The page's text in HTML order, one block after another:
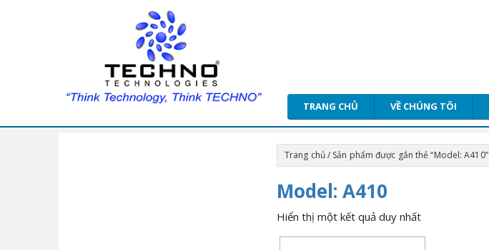
TRANG CHỦ VỀ CHÚNG TÔI
Trang chủ/ Sản phẩm được gắn thẻ “Model: A410”
Model: A410
Hiển thị một kết quả duy nhất